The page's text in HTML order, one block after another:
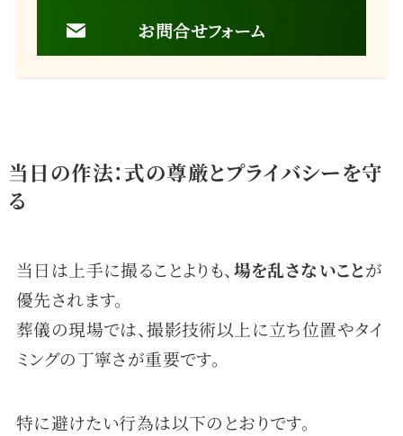
お問合せフォーム
当日の作法：式の尊厳とプライバシーを守
る
当日は上手に撮ることよりも、 場を乱さないことが
優先されます。
葬儀の現場では、撮影技術以上に立ち位置やタイ
ミングの丁寧さが重要です。
特に避けたい行為は以下のとおりです。